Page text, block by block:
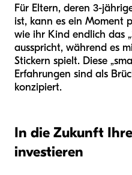
Für Eltern, deren 3-
ist, kann es ein Moment
wie ihr Kind endlich das
ausspricht, während es
Stickern spielt. Diese
Erfahrungen sind als
konzipiert.
In die Zukunft
investieren